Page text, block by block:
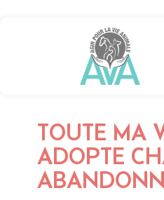
TOUTE MA
ADOPTE